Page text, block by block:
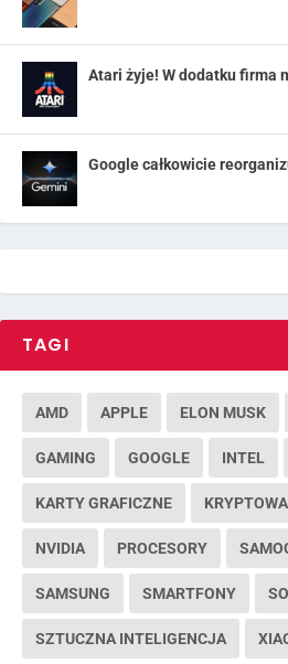
Atari żyje! W dodatku firma
Google całkowicie
TAGI
AMD APPLE ELON MUSK
GAMING GOOGLE INTEL
KARTY GRAFICZNE
NVIDIA PROCESORY
SAMSUNG SMARTFONY
SZTUCZNA INTELIGENCJA